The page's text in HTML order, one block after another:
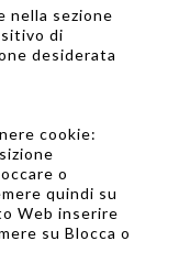
nella sezione
di
desiderata
cookie:
o
quindi su
Web inserire
su Blocca o